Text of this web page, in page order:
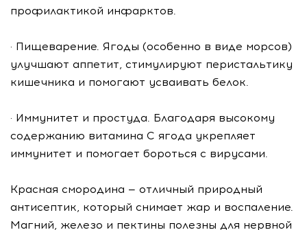
профилактикой инфарктов.
· Пищеварение. Ягоды (особенно в виде морсов)
улучшают аппетит, стимулируют перистальтику
кишечника и помогают усваивать белок.
· Иммунитет и простуда. Благодаря высокому
содержанию витамина С ягода укрепляет
иммунитет и помогает бороться с вирусами.
Красная смородина — отличный природный
антисептик, который снимает жар и воспаление.
Магний, железо и пектины полезны для нервной